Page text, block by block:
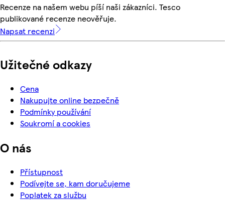
Recenze na našem webu píší naši zákazníci. Tesco
publikované recenze neověřuje.
Napsat recenzi
Užitečné odkazy
Cena
Nakupujte online bezpečně
Podmínky používání
Soukromí a cookies
O nás
Přístupnost
Podívejte se, kam doručujeme
Poplatek za službu